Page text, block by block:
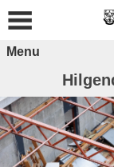
Menu